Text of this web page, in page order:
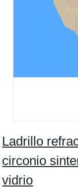
Ladrillo
circonio
vidrio